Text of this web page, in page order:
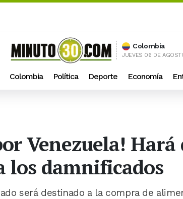
Colombia
JUEVES 06 DE
Colombia Política Deporte Economía
Venezuela!
los damnificados
será destinado a la compra de